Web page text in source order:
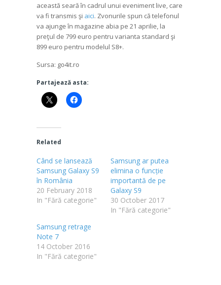
această seară în cadrul unui eveniment live, care
va fi transmis şi aici. Zvonurile spun că telefonul
va ajunge în magazine abia pe 21 aprilie, la
preţul de 799 euro pentru varianta standard şi
899 euro pentru modelul S8+.
Sursa: go4it.ro
Partajează asta:
Related
Când se lansează
Samsung Galaxy S9
în România
20 February 2018
In "Fără categorie"
Samsung ar putea
elimina o funcție
importantă de pe
Galaxy S9
30 October 2017
In "Fără categorie"
Samsung retrage
Note 7
14 October 2016
In "Fără categorie"